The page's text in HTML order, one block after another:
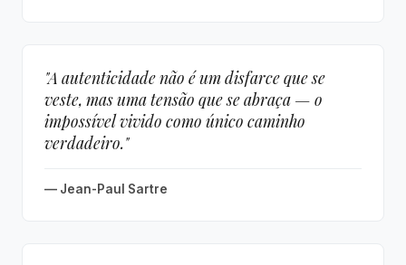
"A autenticidade não é um disfarce que se
veste, mas uma tensão que se abraça — o
impossível vivido como único caminho
verdadeiro."
— Jean-Paul Sartre